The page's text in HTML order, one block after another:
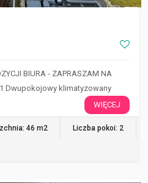
BIURA - ZAPRASZAM NA
Dwupokojowy klimatyzowany
WIĘCEJ
46 m2 Liczba pokoi: 2